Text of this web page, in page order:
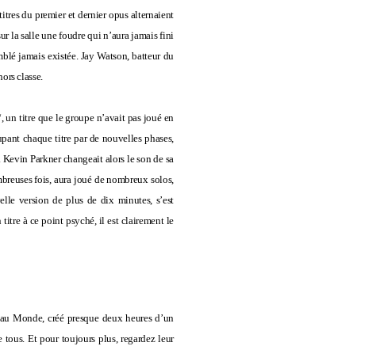
du premier et dernier opus alternaient
la salle une foudre qui n’aura jamais fini
jamais existée. Jay Watson, batteur du
classe.
un titre que le groupe n’avait pas joué en
chaque titre par de nouvelles phases,
Parkner changeait alors le son de sa
fois, aura joué de nombreux solos,
version de plus de dix minutes, s’est
titre à ce point psyché, il est clairement le
Monde, créé presque deux heures d’un
tous. Et pour toujours plus, regardez leur